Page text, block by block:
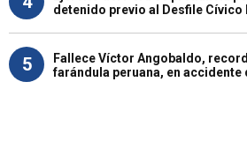
detenido previo al Desfile Cívico
5
Fallece Víctor Angobaldo,
farándula peruana, en accidente